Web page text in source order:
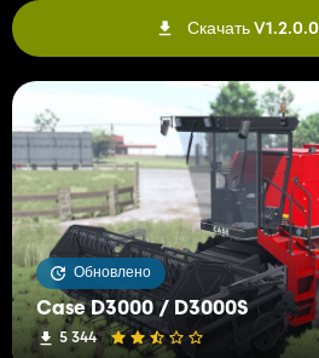
Скачать V1.2.0.0
Обновлено
Case D3000 / D3000S
5 344